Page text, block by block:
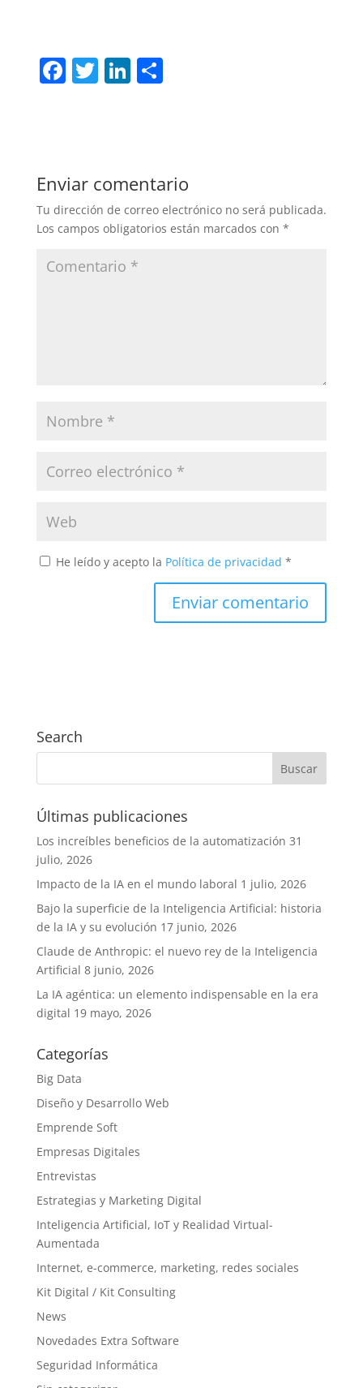
F
b
o
o
T Li
dI
n
C
ar
tir
Enviar comentario
Tu dirección de correo electrónico no será publicada.
Los campos obligatorios están marcados con *
He leído y acepto la Política de privacidad *
Search
Últimas publicaciones
Los increíbles beneficios de la automatización 31
julio, 2026
Impacto de la IA en el mundo laboral 1 julio, 2026
Bajo la superficie de la Inteligencia Artificial: historia
de la IA y su evolución 17 junio, 2026
Claude de Anthropic: el nuevo rey de la Inteligencia
Artificial 8 junio, 2026
La IA agéntica: un elemento indispensable en la era
digital 19 mayo, 2026
Categorías
Big Data
Diseño y Desarrollo Web
Emprende Soft
Empresas Digitales
Entrevistas
Estrategias y Marketing Digital
Inteligencia Artificial, IoT y Realidad Virtual-
Aumentada
Internet, e-commerce, marketing, redes sociales
Kit Digital / Kit Consulting
News
Novedades Extra Software
Seguridad Informática